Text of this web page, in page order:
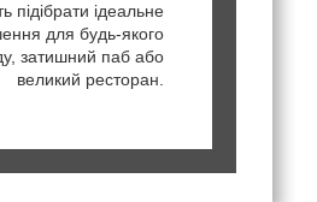
підібрати ідеальне
для будь-якого
затишний паб або
великий ресторан.